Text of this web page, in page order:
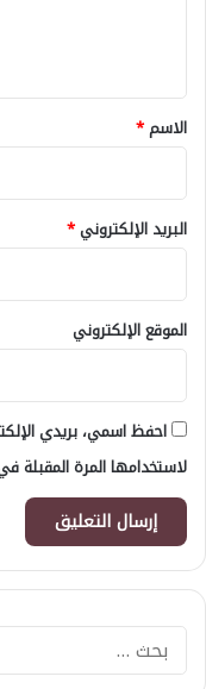
*
الاسم*
البريد الإلكتروني*
الموقع الإلكتروني
احفظ اسمي، بريدي
لاستخدامها المرة المقبلة